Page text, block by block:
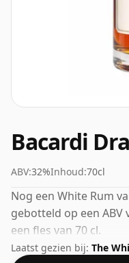
Bacardi
ABV:32%Inhoud:70cl
Nog een White Rum
gebotteld op een ABV
een fles van 70 cl.
Laatst gezien bij: The